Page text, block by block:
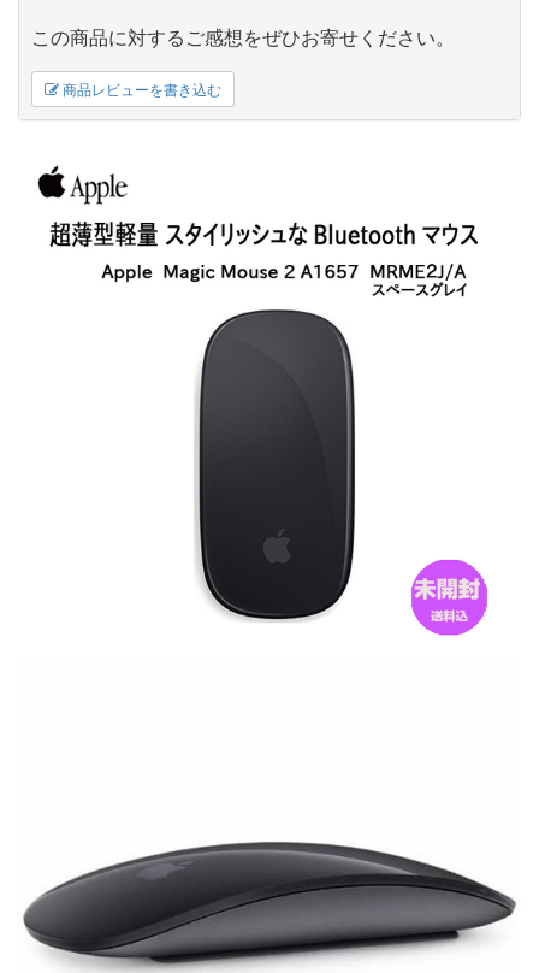
この商品に対するご感想をぜひお寄せください。
商品レビューを書き込む